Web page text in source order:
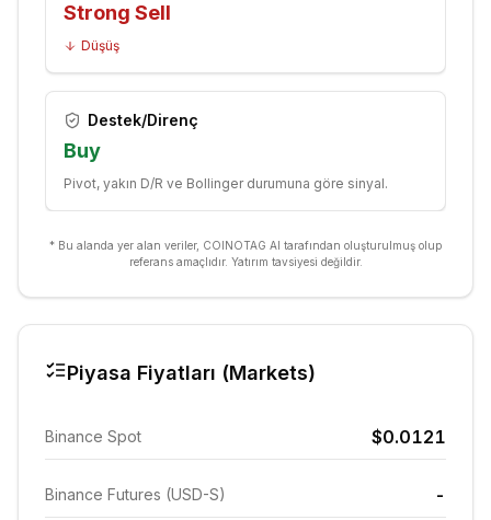
Strong Sell
Düşüş
Destek/Direnç
Buy
Pivot, yakın D/R ve Bollinger durumuna göre sinyal.
* Bu alanda yer alan veriler, COINOTAG AI tarafından oluşturulmuş olup
referans amaçlıdır. Yatırım tavsiyesi değildir.
Piyasa Fiyatları (Markets)
Binance Spot $0.0121
Binance Futures (USD-S) -